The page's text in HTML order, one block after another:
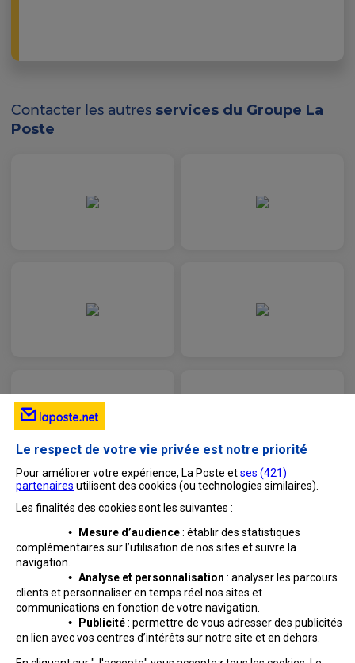
Contacter les autres services du Groupe La
Poste
Le respect de votre vie privée est notre priorité
Pour améliorer votre expérience, La Poste etses (421)
partenaires utilisent des cookies (ou technologies similaires).
Les finalités des cookies sont les suivantes :
•
Mesure d’audience: établir des statistiques
complémentaires sur l’utilisation de nos sites et suivre la
navigation.
•Analyse et personnalisation : analyser les parcours
clients et personnaliser en temps réel nos sites et
communications en fonction de votre navigation.
•
Publicité: permettre de vous adresser des publicités
en lien avec vos centres d’intérêts sur notre site et en dehors.